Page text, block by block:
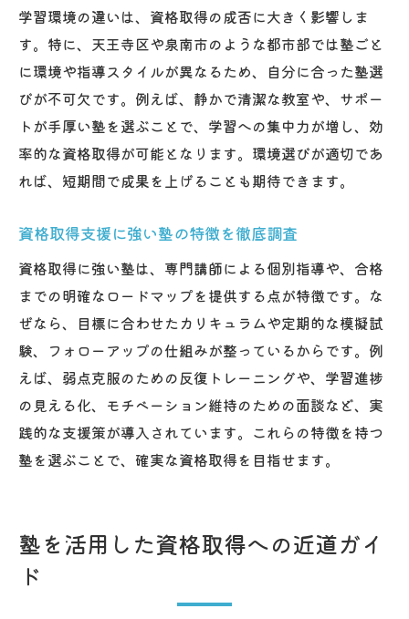
学習環境の違いは、資格取得の成否に大きく影響しま
す。特に、天王寺区や泉南市のような都市部では塾ごと
に環境や指導スタイルが異なるため、自分に合った塾選
びが不可欠です。例えば、静かで清潔な教室や、サポー
トが手厚い塾を選ぶことで、学習への集中力が増し、効
率的な資格取得が可能となります。環境選びが適切であ
れば、短期間で成果を上げることも期待できます。
資格取得支援に強い塾の特徴を徹底調査
資格取得に強い塾は、専門講師による個別指導や、合格
までの明確なロードマップを提供する点が特徴です。な
ぜなら、目標に合わせたカリキュラムや定期的な模擬試
験、フォローアップの仕組みが整っているからです。例
えば、弱点克服のための反復トレーニングや、学習進捗
の見える化、モチベーション維持のための面談など、実
践的な支援策が導入されています。これらの特徴を持つ
塾を選ぶことで、確実な資格取得を目指せます。
塾を活用した資格取得への近道ガイ
ド